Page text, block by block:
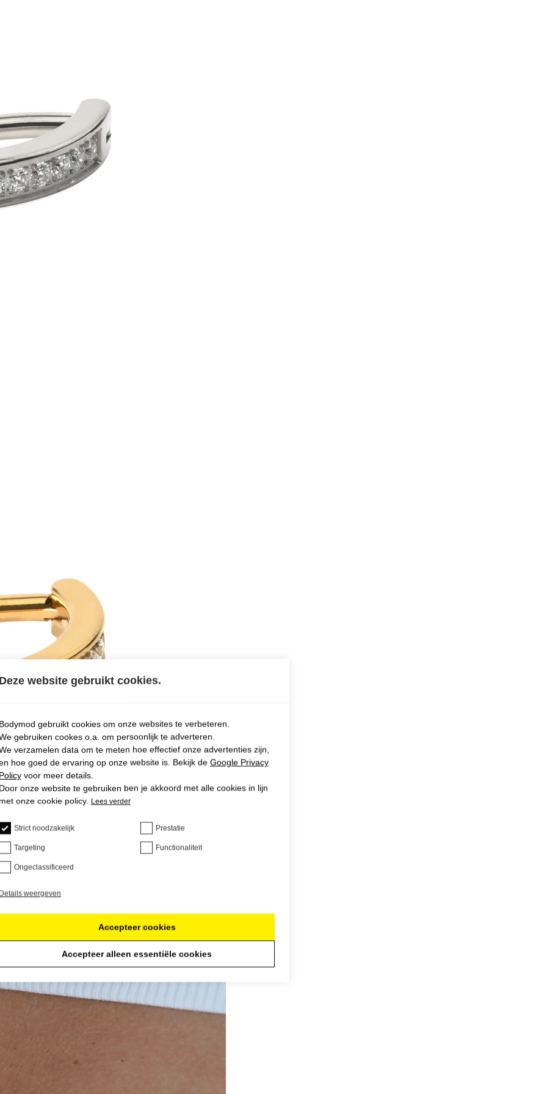
Deze website gebruikt cookies.
Bodymod gebruikt cookies om onze websites te verbeteren.
gebruiken cookes o.a. om persoonlijk te adverteren.
verzamelen data om te meten hoe effectief onze advertenties zijn,
hoe goed de ervaring op onze website is. Bekijk de Google Privacy
Policy voor meer details.
Door onze website te gebruiken ben je akkoord met alle cookies in lijn
met onze cookie policy. Lees verder
Strict noodzakelijk Prestatie
Targeting Functionaliteit
Ongeclassificeerd
Details weergeven
Accepteer cookies
Accepteer alleen essentiële cookies